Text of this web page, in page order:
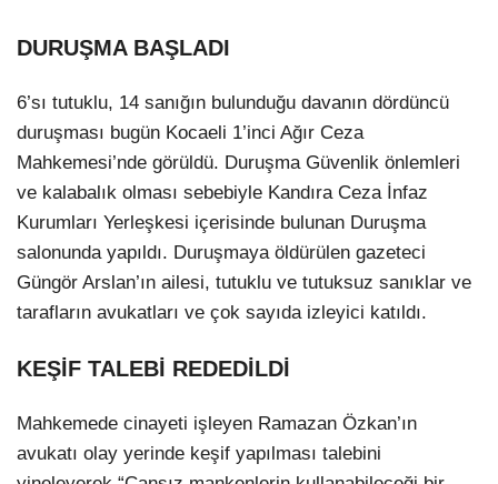
Youtube
DURUŞMA BAŞLADI
6’sı tutuklu, 14 sanığın bulunduğu davanın dördüncü
duruşması bugün Kocaeli 1’inci Ağır Ceza
Mahkemesi’nde görüldü. Duruşma Güvenlik önlemleri
ve kalabalık olması sebebiyle Kandıra Ceza İnfaz
Kurumları Yerleşkesi içerisinde bulunan Duruşma
salonunda yapıldı. Duruşmaya öldürülen gazeteci
Güngör Arslan’ın ailesi, tutuklu ve tutuksuz sanıklar ve
tarafların avukatları ve çok sayıda izleyici katıldı.
KEŞİF TALEBİ REDEDİLDİ
Mahkemede cinayeti işleyen Ramazan Özkan’ın
avukatı olay yerinde keşif yapılması talebini